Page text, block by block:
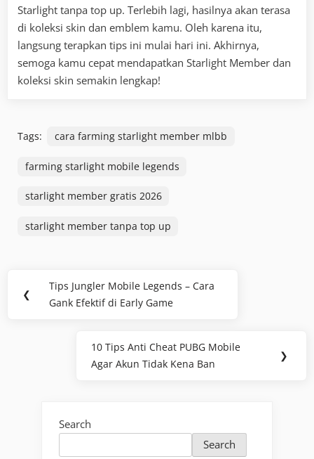
Starlight tanpa top up. Terlebih lagi, hasilnya akan terasa
di koleksi skin dan emblem kamu. Oleh karena itu,
langsung terapkan tips ini mulai hari ini. Akhirnya,
semoga kamu cepat mendapatkan Starlight Member dan
koleksi skin semakin lengkap!
Tags: cara farming starlight member mlbb
farming starlight mobile legends
starlight member gratis 2026
starlight member tanpa top up
navigation
❮
Previous
Post:
Tips Jungler Mobile Legends – Cara
Gank Efektif di Early Game
Next
Post:
10 Tips Anti Cheat PUBG Mobile
Agar Akun Tidak Kena Ban
❯
Search
Search